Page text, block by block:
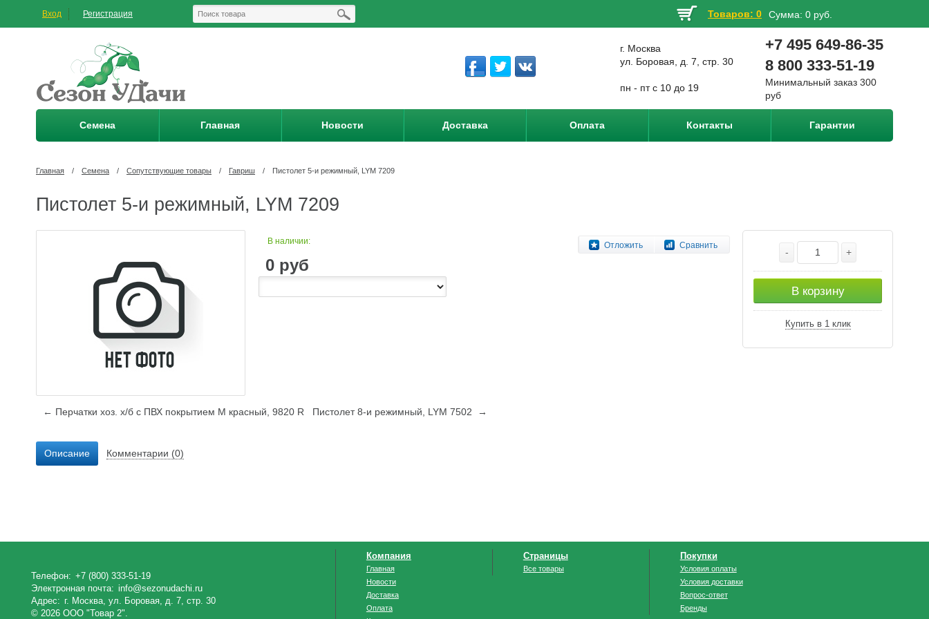
Вход Регистрация Товаров: 0 Сумма: 0 руб.
г. Москва
ул. Боровая, д. 7, стр. 30
пн - пт с 10 до 19
+7 495 649-86-35
8 800 333-51-19
Минимальный заказ 300
руб
Семена Главная Новости Доставка Оплата Контакты Гарантии
Главная / Семена / Сопутствующие товары / Гавриш / Пистолет 5-и режимный, LYM 7209
Пистолет 5-и режимный, LYM 7209
Отложить Сравнить
В наличии:
0 руб
- +
В корзину
Купить в 1 клик
← Перчатки хоз. х/б с ПВХ покрытием М красный, 9820 R Пистолет 8-и режимный, LYM 7502 →
Описание Комментарии (0)
Телефон: +7 (800) 333-51-19
Электронная почта: info@sezonudachi.ru
Адрес: г. Москва, ул. Боровая, д. 7, стр. 30
© 2026 ООО "Товар 2".
Компания
Главная
Новости
Доставка
Оплата
Страницы
Все товары
Покупки
Условия оплаты
Условия доставки
Вопрос-ответ
Бренды